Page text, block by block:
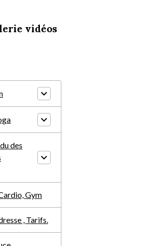
vidéos
des
Gym
, Tarifs.